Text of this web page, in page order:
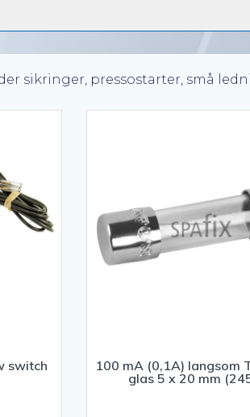
sikringer, pressostarter, små
switch
100 mA (0,1A) langsom
glas 5 x 20 mm